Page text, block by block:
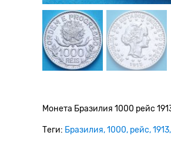
Монета Бразилия 1000 рейс
Теги: Бразилия 1000 рейс 1913